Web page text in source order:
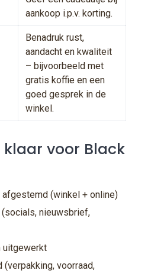
aankoop i.p.v. korting.
Benadruk rust,
aandacht en kwaliteit
– bijvoorbeeld met
gratis koffie en een
goed gesprek in de
winkel.
klaar voor Black
(winkel + online)
nieuwsbrief,
uitgewerkt
voorraad,